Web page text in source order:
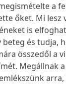
a
őket. Mi lesz
is
és tudja,
összedől a
Megállnak